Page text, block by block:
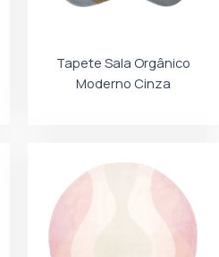
Tapete Sala Orgânico
Moderno Cinza